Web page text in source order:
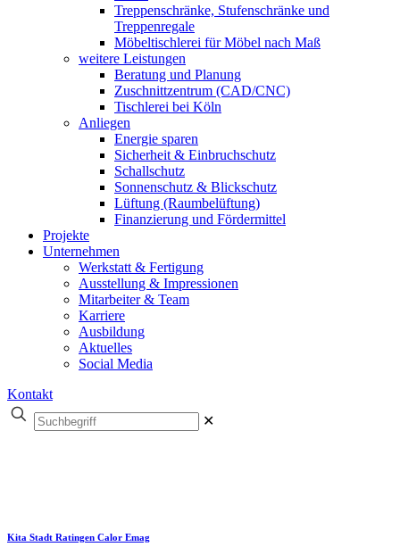
Treppenschränke, Stufenschränke und
Treppenregale
Möbeltischlerei für Möbel nach Maß
weitere Leistungen
Beratung und Planung
Zuschnittzentrum (CAD/CNC)
Tischlerei bei Köln
Anliegen
Energie sparen
Sicherheit & Einbruchschutz
Schallschutz
Sonnenschutz & Blickschutz
Lüftung (Raumbelüftung)
Finanzierung und Fördermittel
Projekte
Unternehmen
Werkstatt & Fertigung
Ausstellung & Impressionen
Mitarbeiter & Team
Karriere
Ausbildung
Aktuelles
Social Media
Kontakt
✕
Kita Stadt Ratingen Calor Emag